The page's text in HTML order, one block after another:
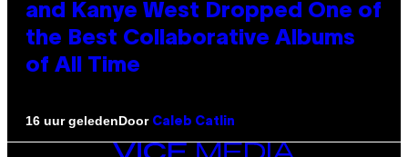
and Kanye West Dropped One of
the Best Collaborative Albums
of All Time
16 uur geledenDoor Caleb Catlin
VICE